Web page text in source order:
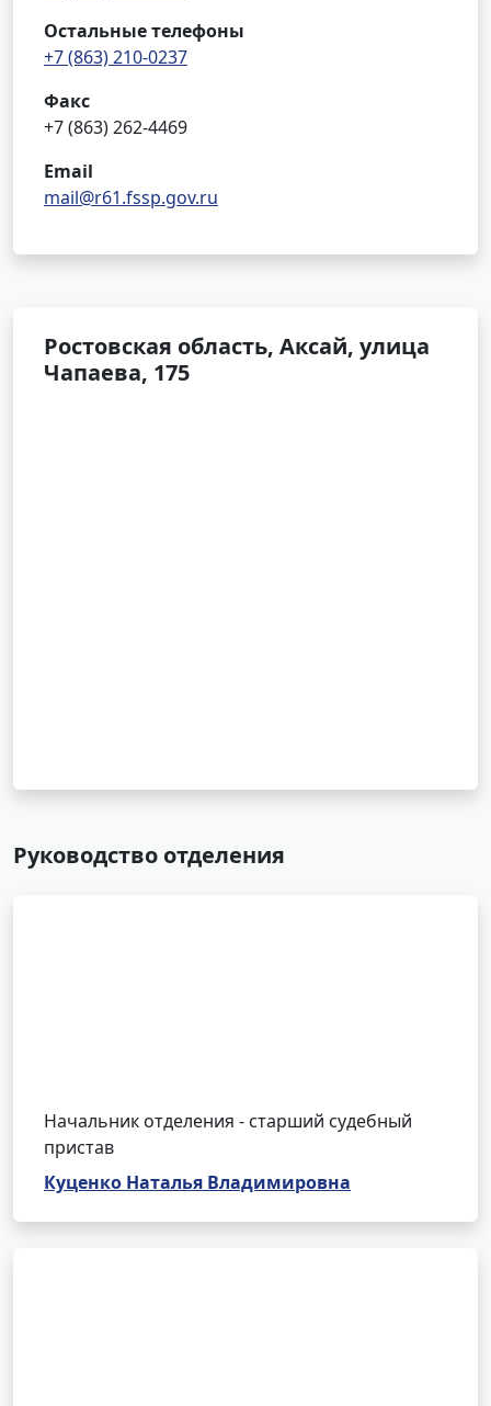
Остальные телефоны
+7 (863) 210-0237
Факс
+7 (863) 262-4469
Email
mail@r61.fssp.gov.ru
Ростовская область, Аксай, улица
Чапаева, 175
Руководство отделения
Начальник отделения - старший судебный
пристав
Куценко Наталья Владимировна